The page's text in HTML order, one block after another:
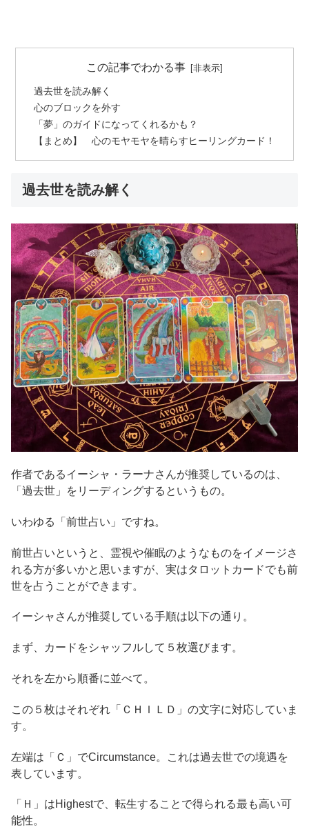
この記事でわかる事
過去世を読み解く
心のブロックを外す
「夢」のガイドになってくれるかも？
【まとめ】 心のモヤモヤを晴らすヒーリングカード！
過去世を読み解く
作者であるイーシャ・ラーナさんが推奨しているのは、
「過去世」をリーディングするというもの。
いわゆる「前世占い」ですね。
前世占いというと、霊視や催眠のようなものをイメージさ
れる方が多いかと思いますが、実はタロットカードでも前
世を占うことができます。
イーシャさんが推奨している手順は以下の通り。
まず、カードをシャッフルして５枚選びます。
それを左から順番に並べて。
この５枚はそれぞれ「ＣＨＩＬＤ」の文字に対応していま
す。
左端は「Ｃ」でCircumstance。これは過去世での境遇を
表しています。
「Ｈ」はHighestで、転生することで得られる最も高い可
能性。